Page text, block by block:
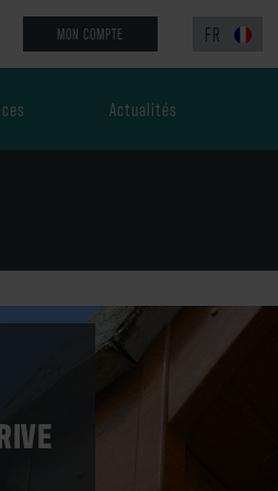
MON COMPTE FR
et
Actualités